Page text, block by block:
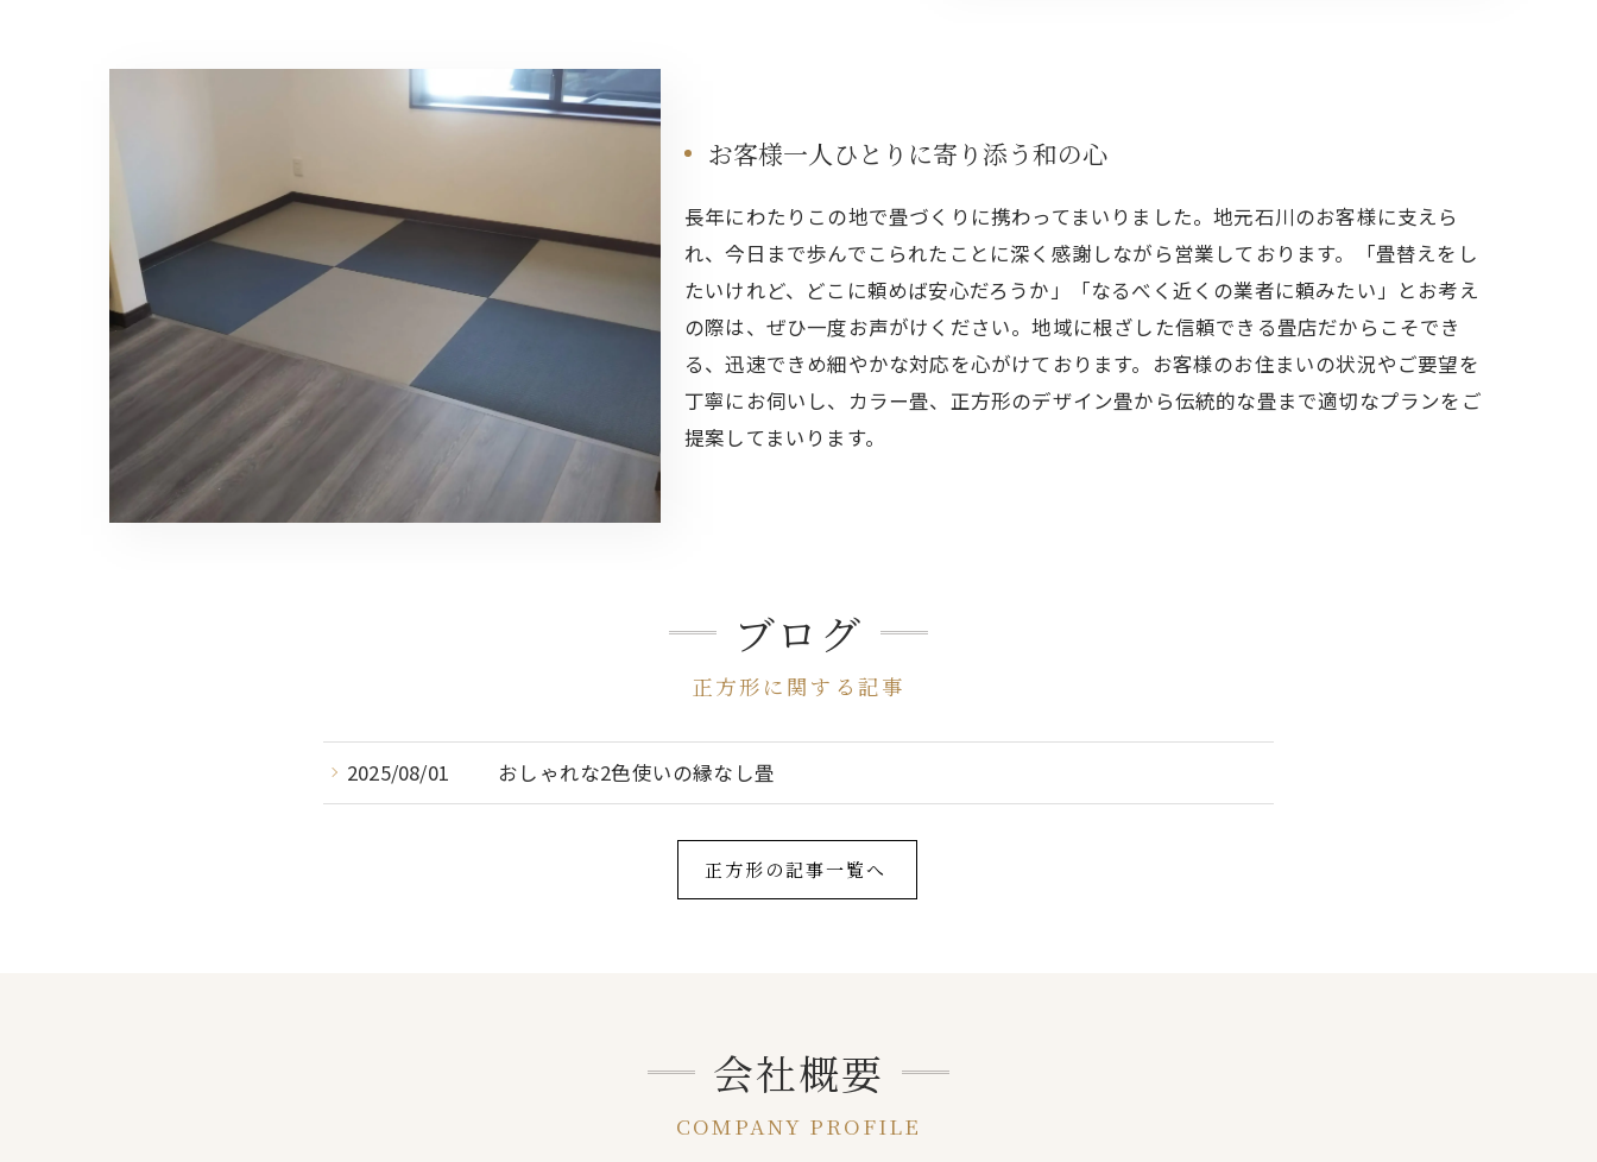
お客様一人ひとりに寄り添う和の心
長年にわたりこの地で畳づくりに携わってまいりました。地元石川のお客様に支えら
れ、今日まで歩んでこられたことに深く感謝しながら営業しております。「畳替えをし
たいけれど、どこに頼めば安心だろうか」「なるべく近くの業者に頼みたい」とお考え
の際は、ぜひ一度お声がけください。地域に根ざした信頼できる畳店だからこそでき
る、迅速できめ細やかな対応を心がけております。お客様のお住まいの状況やご要望を
丁寧にお伺いし、カラー畳、正方形のデザイン畳から伝統的な畳まで適切なプランをご
提案してまいります。
ブログ
正方形に関する記事
2025/08/01 おしゃれな2色使いの縁なし畳
正方形の記事一覧へ
会社概要
COMPANY PROFILE